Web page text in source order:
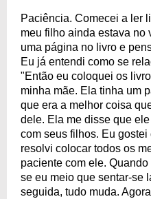
Paciência. Comecei a ler
meu filho ainda estava no
uma página no livro e
Eu já entendi como se
"Então eu coloquei os
minha mãe. Ela tinha um
que era a melhor coisa
dele. Ela me disse que
com seus filhos. Eu
resolvi colocar todos os
paciente com ele.
se eu meio que sentar-se
seguida, tudo muda.